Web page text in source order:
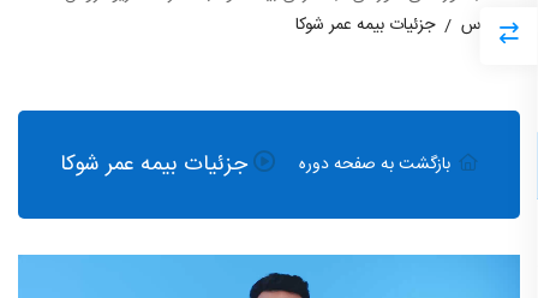
دروس
جزئیات بیمه عمر شوکا
بازگشت به صفحه دوره جزئیات بیمه عمر شوکا